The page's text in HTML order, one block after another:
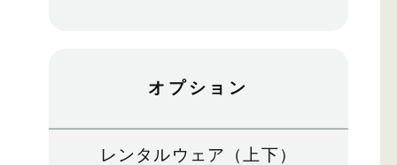
オプション
レンタルウェア（上下）